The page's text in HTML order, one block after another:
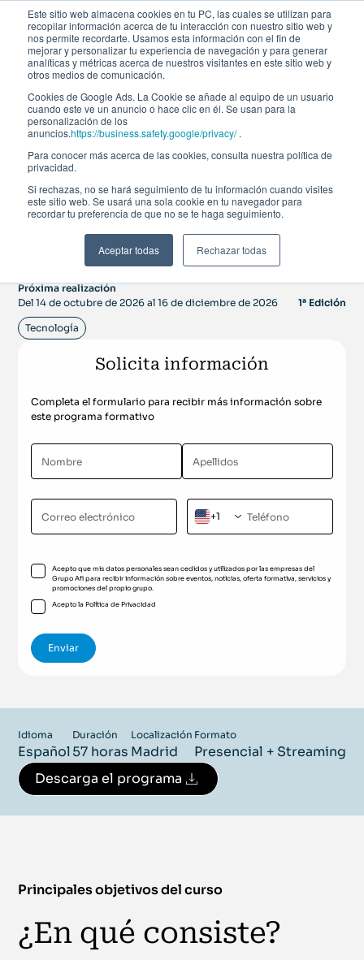
Este sitio web almacena cookies en tu PC, las cuales se utilizan para
recopilar información acerca de tu interacción con nuestro sitio web y
nos permite recordarte. Usamos esta información con el fin de
mejorar y personalizar tu experiencia de navegación y para generar
analíticas y métricas acerca de nuestros visitantes en este sitio web y
otros medios de comunicación.
Cookies de Google Ads. La Cookie se añade al equipo de un usuario
cuando este ve un anuncio o hace clic en él. Se usan para la
personalización de los
anuncios.https://business.safety.google/privacy/.
Para conocer más acerca de las cookies, consulta nuestra política de
privacidad.
Si rechazas, no se hará seguimiento de tu información cuando visites
este sitio web. Se usará una sola cookie en tu navegador para
recordar tu preferencia de que no se te haga seguimiento.
Aceptar todas Rechazar todas
items
found.
Curso de especialización
Tendencias, Regulación
y Ecosistema de los
Medios de Pago
Próxima realización
Del 14 de octubre de 2026 al 16 de diciembre de 2026
1ª Edición
Tecnología
Solicita información
Completa el formulario para recibir más información sobre
este programa formativo
+1
Acepto que mis datos personales sean cedidos y utilizados por las empresas del
Grupo Afi para recibir información sobre eventos, noticias, oferta formativa, servicios y
promociones del propio grupo.
Acepto laPolítica de Privacidad
Idioma
Español
Duración
57 horas
Localización
Madrid
Formato
Presencial + Streaming
Descarga el programa
Principales objetivos del curso
¿En qué consiste?